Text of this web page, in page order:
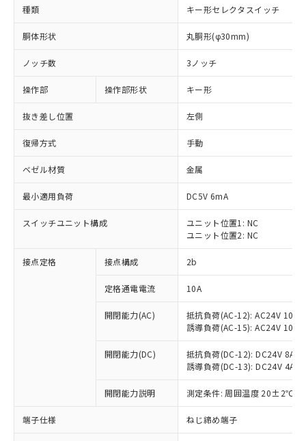
種類 キー形セレクタスイッチ
胴体形状 丸胴形(φ30mm)
ノッチ数 3ノッチ
操作部 操作部形状 キー形
抜き差し位置 左側
復帰方式 手動
ベゼル材質 金属
最小適用負荷 DC5V 6mA
スイッチユニット構成
ユニット位置1: NC
ユニット位置2: NC
接点定格 接点構成 2b
定格通電電流 10A
開閉能力(AC)
抵抗負荷(AC-12): AC24V 10A/
誘導負荷(AC-15): AC24V
開閉能力(DC)
抵抗負荷(DC-12): DC24V 8A/
誘導負荷(DC-13): DC24V 4A/
開閉能力説明 測定条件: 周囲温度 20±2℃、
端子仕様 ねじ締め端子
ご利用条件
以下の条件をお読みいただき、同意のうえ
対応済み：EU RoHS指令（10物質）の
非含有に対応した製品が提供可能な商品で
対応予定：EU RoHS指令（10物質）の非含
有に対応した製品に切り替える予定のある
対応予定なし：EU RoHS指令（10物質）の
非含有に非対応の商品で、対応品を出す予